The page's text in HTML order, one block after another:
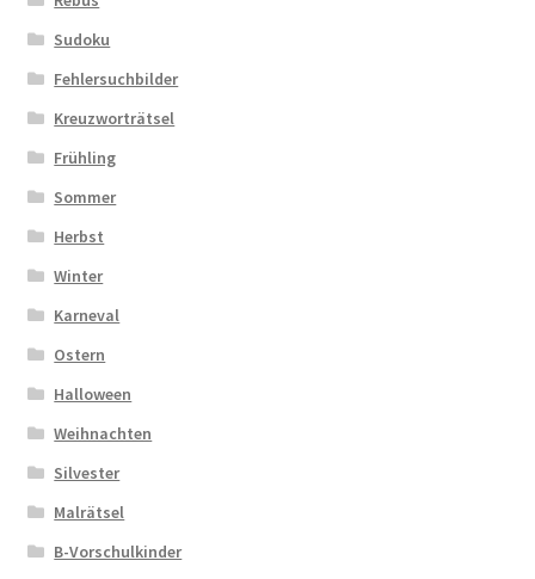
Sudoku
Fehlersuchbilder
Kreuzworträtsel
Frühling
Sommer
Herbst
Winter
Karneval
Ostern
Halloween
Weihnachten
Silvester
Malrätsel
B-Vorschulkinder